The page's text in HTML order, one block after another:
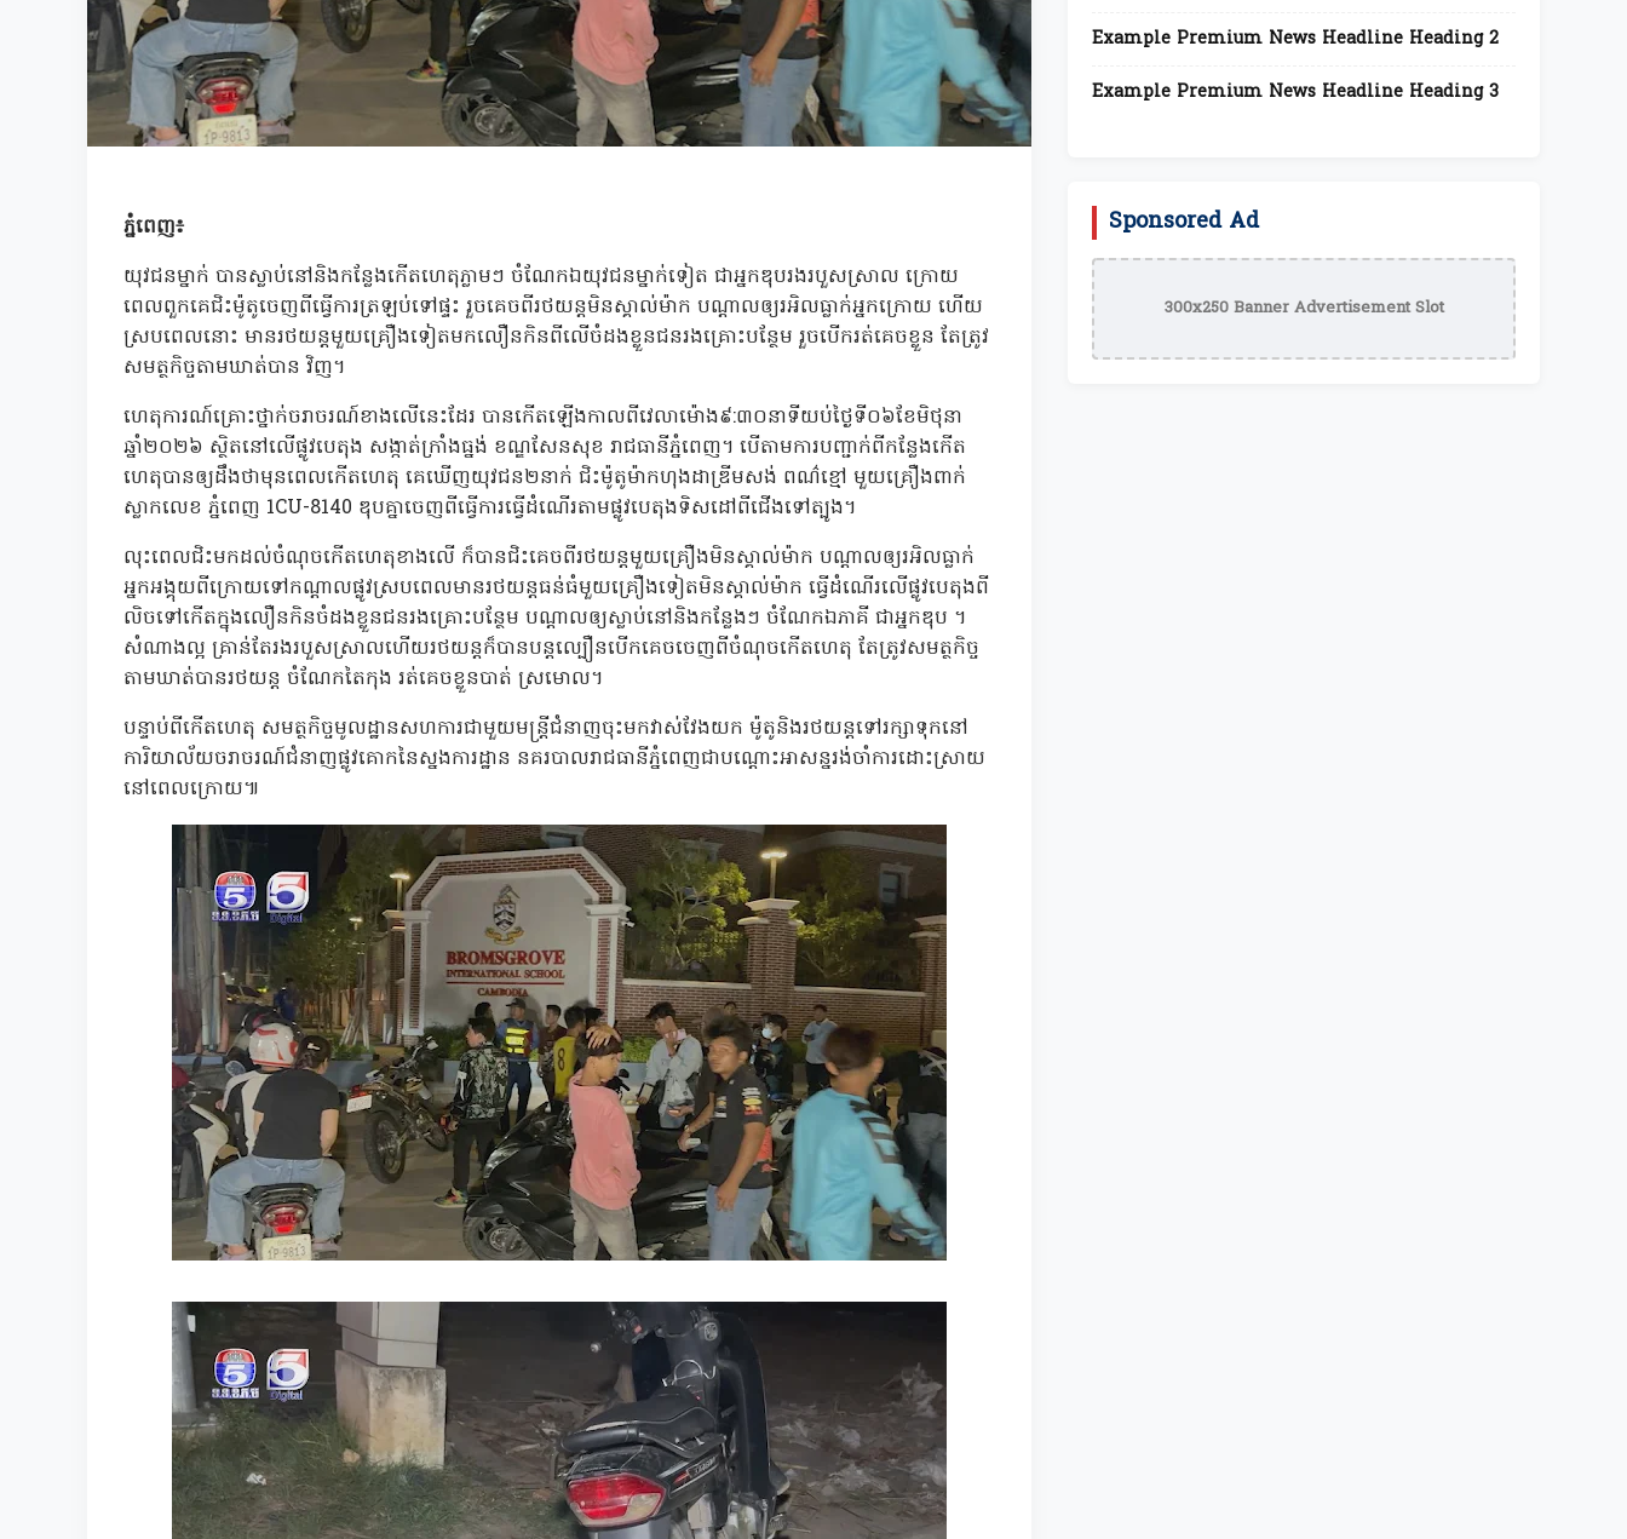
ភ្នំពេញ៖
យុវជនម្នាក់ បានស្លាប់នៅនិងកន្លែងកើតហេតុភ្លាមៗ ចំណែកឯយុវជនម្នាក់ទៀត ជាអ្នកឌុបរងរបួសស្រាល ក្រោយ
ពេលពួកគេជិះម៉ូតូចេញពីធ្វើការត្រឡប់ទៅផ្ទះ រួចគេចពីរថយន្តមិនស្គាល់ម៉ាក បណ្ដាលឲ្យរអិលធ្លាក់អ្នកក្រោយ ហើយ
ស្របពេលនោះ មានរថយន្តមួយគ្រឿងទៀតមកលឿនកិនពីលើចំដងខ្លួនជនរងគ្រោះបន្ថែម រួចបើករត់គេចខ្លួន តែត្រូវ
សមត្ថកិច្ចតាមឃាត់បាន វិញ។
ហេតុការណ៍គ្រោះថ្នាក់ចរាចរណ៍ខាងលើនេះដែរ បានកើតឡើងកាលពីវេលាម៉ោង៩:៣០នាទីយប់ថ្ងៃទី០៦ខែមិថុនា
ឆ្នាំ២០២៦ ស្ថិតនៅលើផ្លូវបេតុង សង្កាត់ក្រាំងធ្នង់ ខណ្ឌសែនសុខ រាជធានីភ្នំពេញ។ បើតាមការបញ្ជាក់ពីកន្លែងកើត
ហេតុបានឲ្យដឹងថាមុនពេលកើតហេតុ គេឃើញយុវជន២នាក់ ជិះម៉ូតូម៉ាកហុងដាឌ្រីមសង់ ពណ៌ខ្មៅ មួយគ្រឿងពាក់
ស្លាកលេខ ភ្នំពេញ 1CU-8140 ឌុបគ្នាចេញពីធ្វើការធ្វើដំណើរតាមផ្លូវបេតុងទិសដៅពីជើងទៅត្បូង។
លុះពេលជិះមកដល់ចំណុចកើតហេតុខាងលើ ក៏បានជិះគេចពីរថយន្តមួយគ្រឿងមិនស្គាល់ម៉ាក បណ្តាលឲ្យរអិលធ្លាក់
អ្នកអង្គុយពីក្រោយទៅកណ្តាលផ្លូវស្របពេលមានរថយន្តធន់ធំមួយគ្រឿងទៀតមិនស្គាល់ម៉ាក ធ្វើដំណើរលើផ្លូវបេតុងពី
លិចទៅកើតក្នុងលឿនកិនចំដងខ្លួនជនរងគ្រោះបន្ថែម បណ្ដាលឲ្យស្លាប់នៅនិងកន្លែងៗ ចំណែកឯភាគី ជាអ្នកឌុប ។
សំណាងល្អ គ្រាន់តែរងរបួសស្រាលហើយរថយន្តក៏បានបន្តល្បឿនបើកគេចចេញពីចំណុចកើតហេតុ តែត្រូវសមត្ថកិច្ច
តាមឃាត់បានរថយន្ត ចំណែកតៃកុង រត់គេចខ្លួនបាត់ ស្រមោល។
បន្ទាប់ពីកើតហេតុ សមត្ថកិច្ចមូលដ្ឋានសហការជាមួយមន្ត្រីជំនាញចុះមកវាស់វែងយក ម៉ូតូនិងរថយន្តទៅរក្សាទុកនៅ
ការិយាល័យចរាចរណ៍ជំនាញផ្លូវគោកនៃស្នងការដ្ឋាន នគរបាលរាជធានីភ្នំពេញជាបណ្ដោះអាសន្នរង់ចាំការដោះស្រាយ
នៅពេលក្រោយ៕
Example Premium News Headline Heading 2
Example Premium News Headline Heading 3
Sponsored Ad
300x250 Banner Advertisement Slot